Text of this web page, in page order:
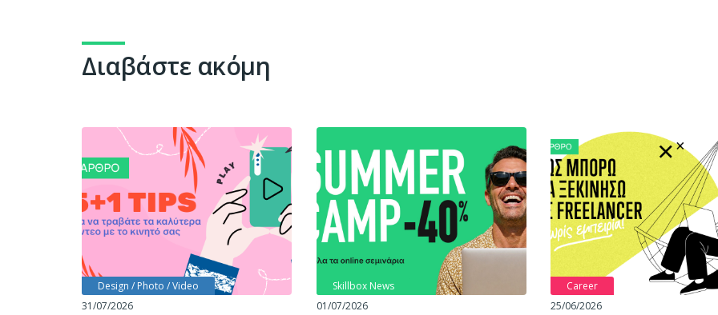
Διαβάστε ακόμη
Design / Photo / Video
31/07/2026
Skillbox News
01/07/2026
Career
25/06/2026